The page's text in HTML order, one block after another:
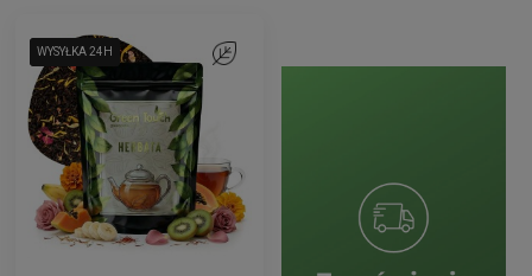
WYSYŁKA 24H
WYSYŁKA 24H
WYSYŁKA 24H Do ulubionych